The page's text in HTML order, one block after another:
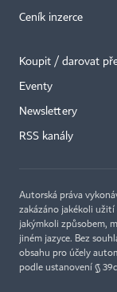
Ceník inzerce
Koupit / darovat
Eventy
Newslettery
RSS kanály
Autorská práva
zakázáno jakékoli užití
jakýmkoli způsobem,
jiném jazyce. Bez
obsahu pro účely
podle ustanovení §